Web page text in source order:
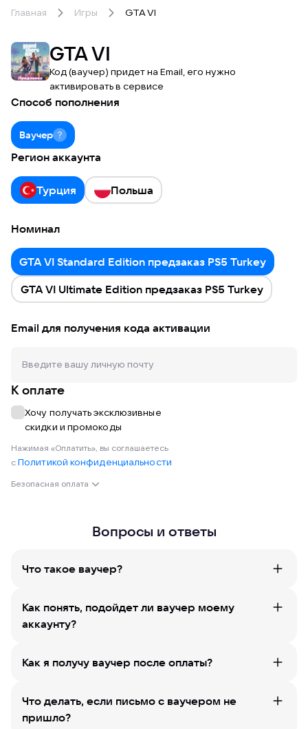
Главная Игры GTA VI
GTA VI
Код (ваучер) придет на Email, его нужно
активировать в сервисе
Способ пополнения
Ваучер
Регион аккаунта
Турция Польша
Номинал
GTA VI Standard Edition предзаказ PS5 Turkey
GTA VI Ultimate Edition предзаказ PS5 Turkey
Email для получения кода активации
К оплате
Хочу получать эксклюзивные
скидки и промокоды
Нажимая «Оплатить», вы соглашаетесь
с Политикой конфиденциальности
Безопасная оплата
Вопросы и ответы
Что такое ваучер?
Как понять, подойдет ли ваучер моему
аккаунту?
Как я получу ваучер после оплаты?
Что делать, если письмо с ваучером не
пришло?